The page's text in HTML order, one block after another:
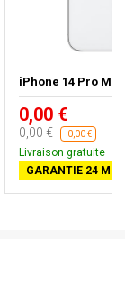
iPhone 14 Pro
0,00 €
0,00 € -0,00 €
Livraison gratuite
GARANTIE 24